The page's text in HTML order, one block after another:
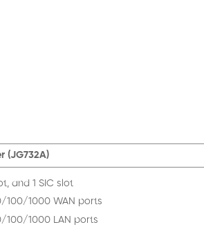
(JG732A)
and 1 SIC slot
100/1000 WAN ports
100/1000 LAN ports